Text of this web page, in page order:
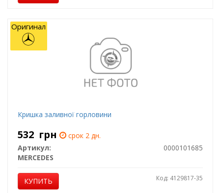
Кришка заливної горловини
532 грн
срок 2 дн.
Артикул:
0000101685
MERCEDES
КУПИТЬ Код: 4129817-35
Оригинал